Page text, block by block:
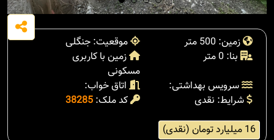
زمین: 500 متر
موقعیت: جنگلی
بنا: 0 متر
زمین با کاربری
مسکونی
سرویس بهداشتی:
اتاق خواب:
شرایط: نقدی
کد ملک: 38285
16 میلیارد تومان (نقدی)